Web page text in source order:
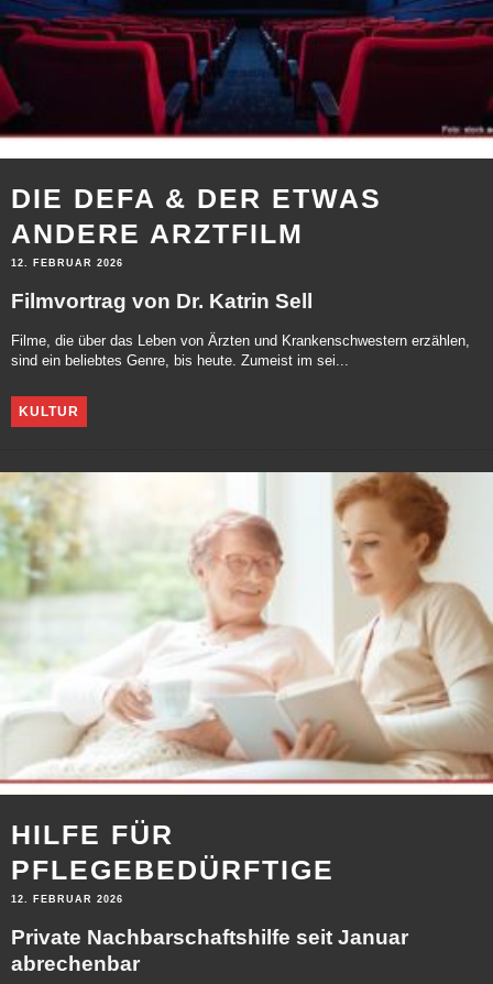
DIE DEFA & DER ETWAS
ANDERE ARZTFILM
12. FEBRUAR 2026
Filmvortrag von Dr. Katrin Sell
Filme, die über das Leben von Ärzten und Krankenschwestern erzählen,
sind ein beliebtes Genre, bis heute. Zumeist im sei...
KULTUR
HILFE FÜR
PFLEGEBEDÜRFTIGE
12. FEBRUAR 2026
Private Nachbarschaftshilfe seit Januar
abrechenbar